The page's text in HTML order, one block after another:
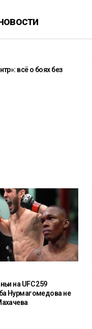
всё о боях без
на UFC 259
Нурмагомедова не